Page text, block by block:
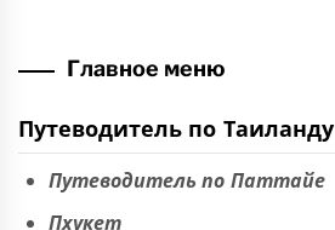
Главное меню
Путеводитель по Таиланду
Путеводитель по Паттайе
Пхукет